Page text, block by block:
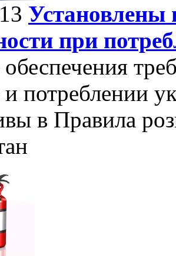
Установлены
при
потреблении
в Правила